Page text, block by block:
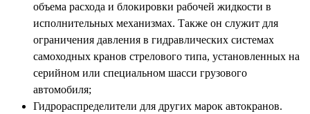
объема расхода и блокировки рабочей жидкости в
исполнительных механизмах. Также он служит для
ограничения давления в гидравлических системах
самоходных кранов стрелового типа, установленных на
серийном или специальном шасси грузового
автомобиля;
Гидрораспределители для других марок автокранов.